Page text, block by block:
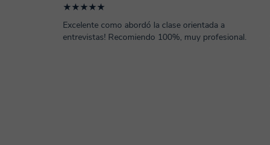
★★★★★
Excelente como abordó la clase orientada a
entrevistas! Recomiendo 100%, muy profesional.